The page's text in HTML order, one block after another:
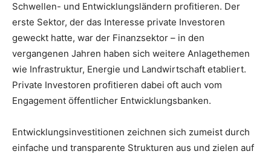
Schwellen- und Entwicklungsländern profitieren. Der
erste Sektor, der das Interesse private Investoren
geweckt hatte, war der Finanzsektor – in den
vergangenen Jahren haben sich weitere Anlagethemen
wie Infrastruktur, Energie und Landwirtschaft etabliert.
Private Investoren profitieren dabei oft auch vom
Engagement öffentlicher Entwicklungsbanken.
Entwicklungsinvestitionen zeichnen sich zumeist durch
einfache und transparente Strukturen aus und zielen auf